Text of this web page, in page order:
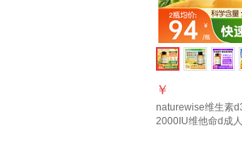
￥
naturewise维生素
2000IU维他命d成